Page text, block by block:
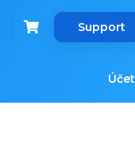
Support
Účet